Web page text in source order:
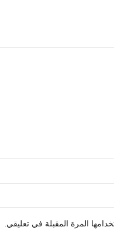
المرة المقبلة في تعليقي.